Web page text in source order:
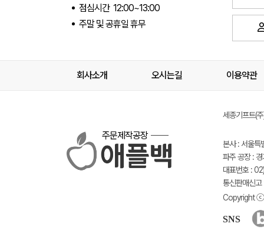
점심시간 12:00~13:00
주말 및 공휴일 휴무
회사소개 오시는길 이용약관
주문제작공장
세종기프트(
본사 : 서울
파주 공장 :
대표번호 :
통신판매신
Copyright ⓒ
SNS